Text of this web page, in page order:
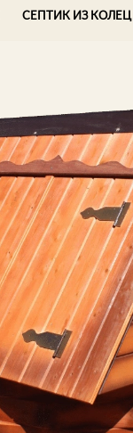
СЕПТИК ИЗ КОЛЕЦ